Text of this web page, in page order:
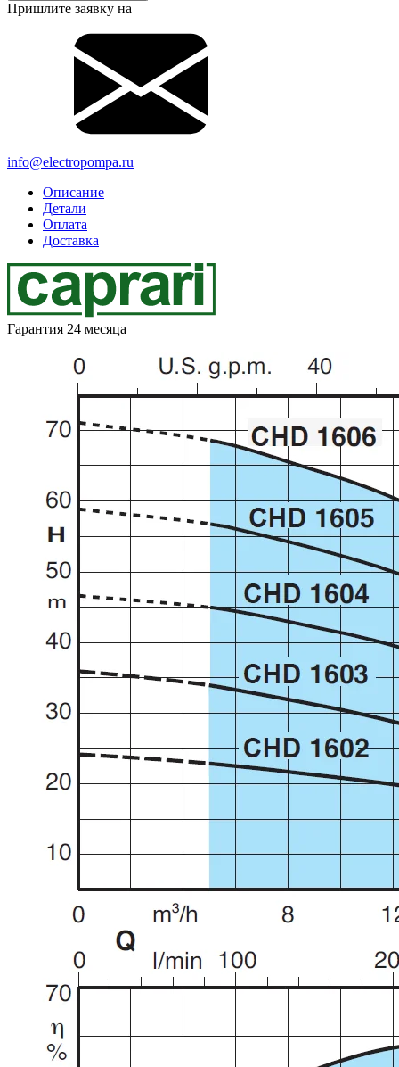
Пришлите заявку на
info@electropompa.ru
Описание
Детали
Оплата
Доставка
Гарантия 24 месяца